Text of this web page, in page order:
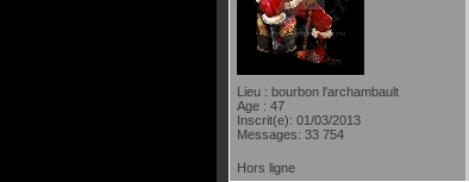
Lieu : bourbon l'archambault
Age : 47
Inscrit(e): 01/03/2013
Messages: 33 754
Hors ligne